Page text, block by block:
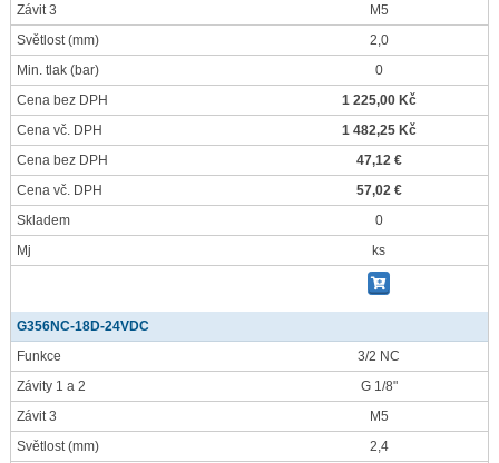
Závit 3
M5
Světlost(mm)
2,0
Min. tlak (bar)
0
Cena bez DPH
1 225,00 Kč
Cena vč. DPH
1 482,25 Kč
Cena bez DPH
47,12 €
Cena vč. DPH
57,02 €
Skladem
0
Mj
ks
G356NC-18D-24VDC
Funkce
3/2 NC
Závity 1 a 2
G 1/8"
Závit 3
M5
Světlost(mm)
2,4